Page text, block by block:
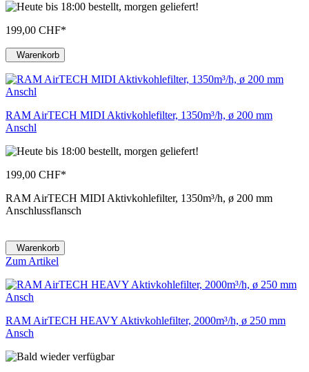
199,00 CHF*
Warenkorb
RAM AirTECH MIDI Aktivkohlefilter, 1350m³/h, ø 200 mm
Anschl
199,00 CHF*
RAM AirTECH MIDI Aktivkohlefilter, 1350m³/h, ø 200 mm
Anschlussflansch
Warenkorb
Zum Artikel
RAM AirTECH HEAVY Aktivkohlefilter, 2000m³/h, ø 250 mm
Ansch